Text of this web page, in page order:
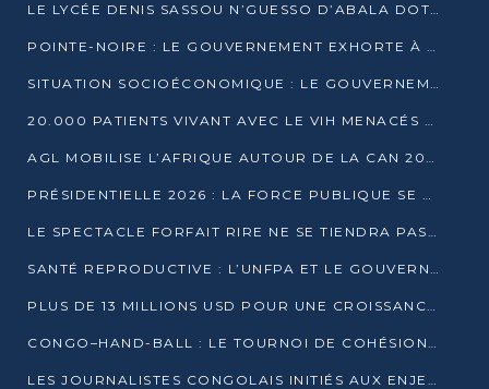
LE LYCÉE DENIS SASSOU N’GUESSO D’ABALA DOTÉ D’UNE SALLE MULTIMÉDIA
POINTE-NOIRE : LE GOUVERNEMENT EXHORTE À UN USAGE RESPONSABLE DU NOUVEAU MATÉRIEL MUNICIPAL
SITUATION SOCIOÉCONOMIQUE : LE GOUVERNEMENT INTERPELLÉ DEVANT LE SÉNAT
20.000 PATIENTS VIVANT AVEC LE VIH MENACÉS D’ARRÊT DE TRAITEMENT
AGL MOBILISE L’AFRIQUE AUTOUR DE LA CAN 2025
PRÉSIDENTIELLE 2026 : LA FORCE PUBLIQUE SE PRÉPARE À SÉCURISER LE SCRUTIN
LE SPECTACLE FORFAIT RIRE NE SE TIENDRA PAS LE 1ER JANVIER
SANTÉ REPRODUCTIVE : L’UNFPA ET LE GOUVERNEMENT AFFINENT LES PRIORITÉS DE 2026
PLUS DE 13 MILLIONS USD POUR UNE CROISSANCE VERTE ET SOUVERAINE
CONGO–HAND-BALL : LE TOURNOI DE COHÉSION ET DE FRATERNITÉ ALLUME SES LAMPIONS À BRAZZAVILLE
LES JOURNALISTES CONGOLAIS INITIÉS AUX ENJEUX DE L’ÉCONOMIE BLEUE